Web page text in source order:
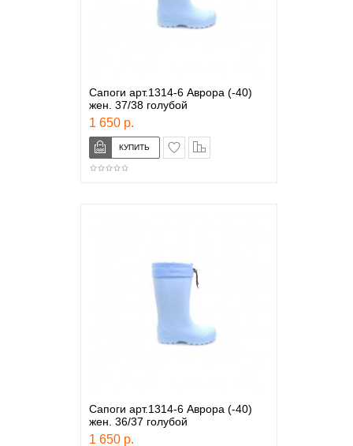
Сапоги арт.1314-6 Аврора (-40)
жен. 37/38 голубой
1 650 р.
в закладки
Сапоги арт.1314-6 Аврора (-40)
жен. 36/37 голубой
1 650 р.